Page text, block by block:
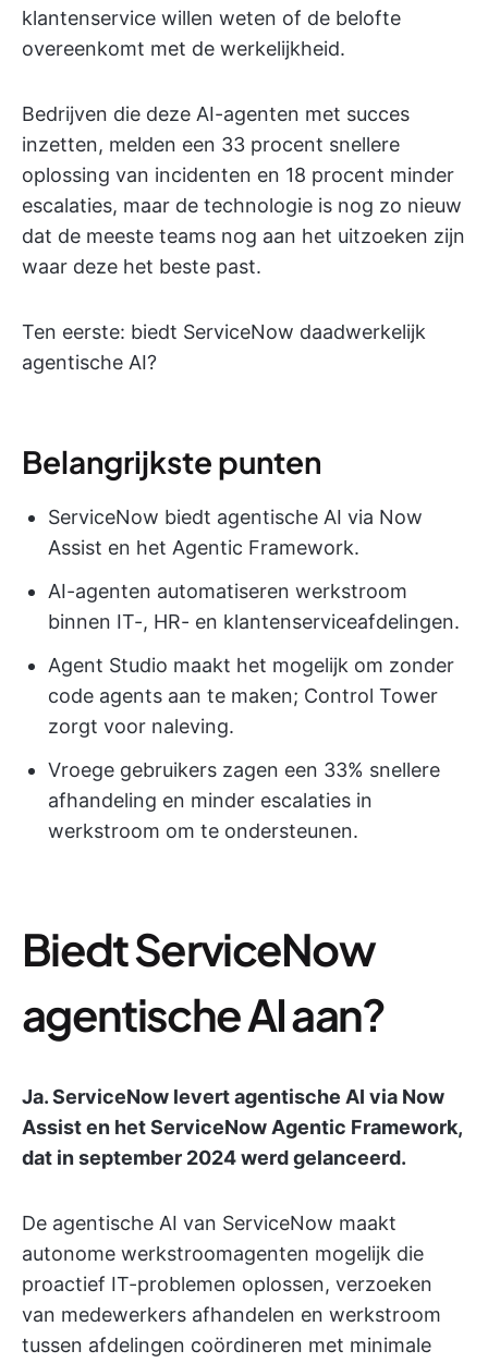
klantenservice willen weten of de belofte
overeenkomt met de werkelijkheid.
Bedrijven die deze AI-agenten met succes
inzetten, melden een 33 procent snellere
oplossing van incidenten en 18 procent minder
escalaties, maar de technologie is nog zo nieuw
dat de meeste teams nog aan het uitzoeken zijn
waar deze het beste past.
Ten eerste: biedt ServiceNow daadwerkelijk
agentische AI?
Belangrijkste punten
ServiceNow biedt agentische AI via Now
Assist en het Agentic Framework.
AI-agenten automatiseren werkstroom
binnen IT-, HR- en klantenserviceafdelingen.
Agent Studio maakt het mogelijk om zonder
code agents aan te maken; Control Tower
zorgt voor naleving.
Vroege gebruikers zagen een 33% snellere
afhandeling en minder escalaties in
werkstroom om te ondersteunen.
Biedt ServiceNow
agentische AI aan?
Ja. ServiceNow levert agentische AI via Now
Assist en het ServiceNow Agentic Framework,
dat in september 2024 werd gelanceerd.
De agentische AI van ServiceNow maakt
autonome werkstroomagenten mogelijk die
proactief IT-problemen oplossen, verzoeken
van medewerkers afhandelen en werkstroom
tussen afdelingen coördineren met minimale